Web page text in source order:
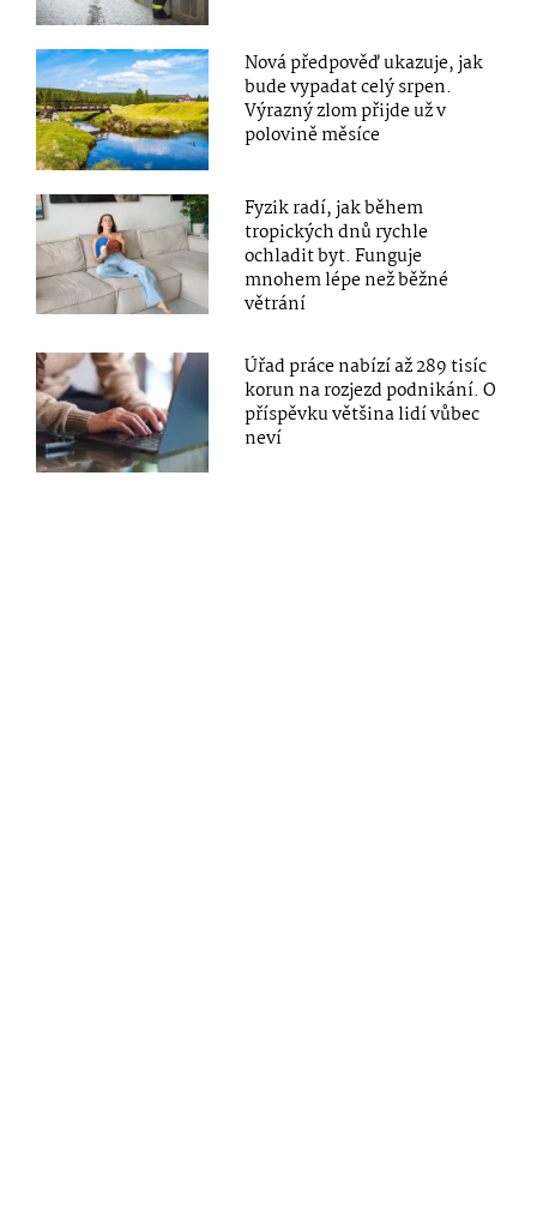
Nová předpověď ukazuje, jak
bude vypadat celý srpen.
Výrazný zlom přijde už v
polovině měsíce
Fyzik radí, jak během
tropických dnů rychle
ochladit byt. Funguje
mnohem lépe než běžné
větrání
Úřad práce nabízí až 289 tisíc
korun na rozjezd podnikání. O
příspěvku většina lidí vůbec
neví